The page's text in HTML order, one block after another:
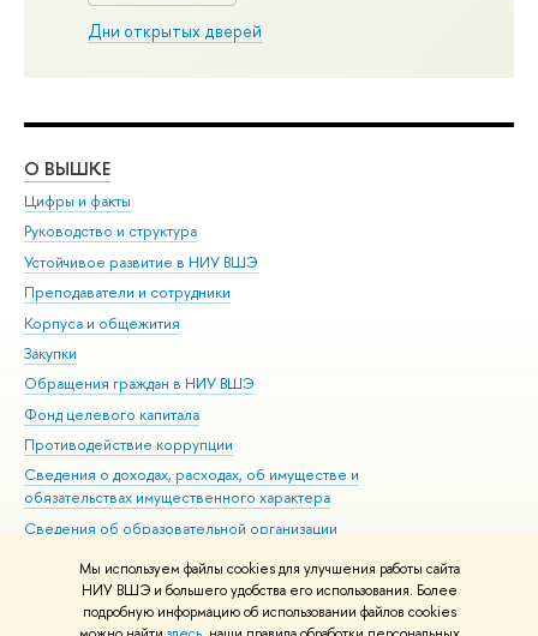
Мы используем файлы cookies для улучшения работы сайта
НИУ ВШЭ и большего удобства его использования. Более
подробную информацию об использовании файлов cookies
Дни открытых дверей
О ВЫШКЕ
Цифры и факты
Руководство и структура
Устойчивое развитие в НИУ ВШЭ
Преподаватели и сотрудники
Корпуса и общежития
Закупки
Обращения граждан в НИУ ВШЭ
Фонд целевого капитала
Противодействие коррупции
Сведения о доходах, расходах, об имуществе и
обязательствах имущественного характера
Сведения об образовательной организации
Людям с ограниченными возможностями здоровья
Единая платежная страница
Работа в Вышке